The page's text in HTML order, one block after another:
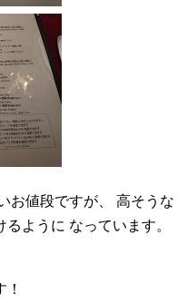
お値段ですが、
高そうな
るように なっています。